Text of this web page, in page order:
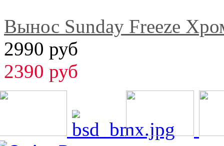
Вынос Sunday Freeze
2990 руб
2390 руб